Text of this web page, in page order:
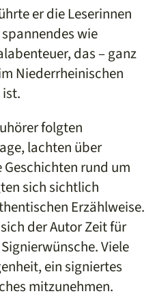
er die Leserinnen
wie
das – ganz
Niederrheinischen
folgten
lachten über
rund um
sich sichtlich
Erzählweise.
der Autor Zeit für
Viele
ein signiertes
mitzunehmen.